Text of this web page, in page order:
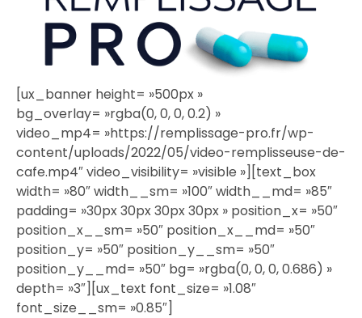
[ux_banner height= »500px »
bg_overlay= »rgba(0, 0, 0, 0.2) »
video_mp4= »https://remplissage-pro.fr/wp-
content/uploads/2022/05/video-remplisseuse-de-
cafe.mp4″ video_visibility= »visible »][text_box
width= »80″ width__sm= »100″ width__md= »85″
padding= »30px 30px 30px 30px » position_x= »50″
position_x__sm= »50″ position_x__md= »50″
position_y= »50″ position_y__sm= »50″
position_y__md= »50″ bg= »rgba(0, 0, 0, 0.686) »
depth= »3″][ux_text font_size= »1.08″
font_size__sm= »0.85″]